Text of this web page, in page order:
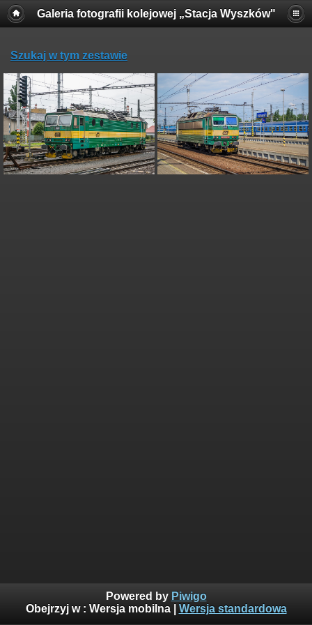
Galeria fotografii kolejowej „Stacja Wyszków"
Szukaj w tym zestawie
Powered by Piwigo
Obejrzyj w : Wersja mobilna| Wersja standardowa